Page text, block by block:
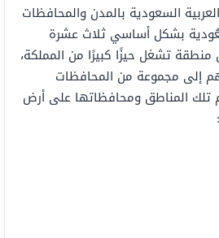
السعودية بالمدن والمحافظات
بشكل أساسي ثلاث عشرة
تشغل حيزًا كبيرًا من المملكة،
إلى مجموعة من المحافظات
تلك المناطق ومحافظاتها على أرض